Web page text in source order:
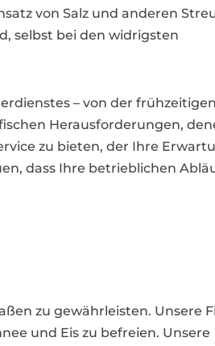
von Salz und anderen
selbst bei den widrigsten
– von der frühzeitigen
Herausforderungen,
zu bieten, der Ihre
dass Ihre betrieblichen
zu gewährleisten. Unsere
und Eis zu befreien. Unsere